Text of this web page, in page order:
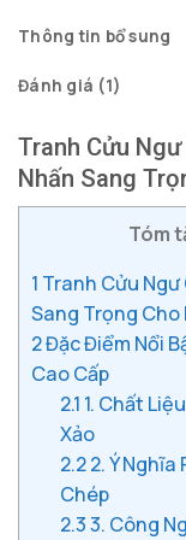
Thông tin bổ sung
Đánh giá (1)
Tranh Cửu
Nhấn Sang
Tóm
1 Tranh Cửu Ngư
Sang Trọng Cho
2Đặc Điểm Nổi
Cao Cấp
2.1 1. Chất
Xảo
2.22. Ý
Chép
2.33. Công